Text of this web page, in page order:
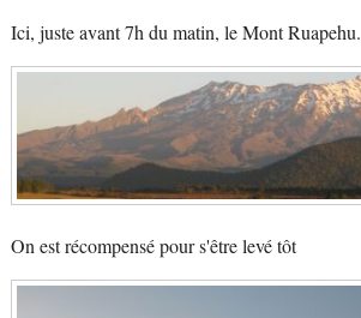
Ici, juste avant 7h du matin, le Mont Ruapehu.
On est récompensé pour s'être levé tôt